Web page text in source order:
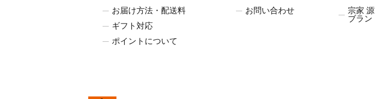
お届け方法・配送料
ギフト対応
ポイントについて
お問い合わせ
宗家
ブラン